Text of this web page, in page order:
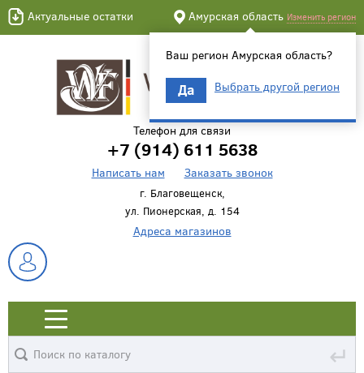
Актуальные остатки Амурская область Изменить регион
Ваш регион Амурская область?
Да Выбрать другой регион
Телефон для связи
+7 (914) 611 5638
Написать нам Заказать звонок
г. Благовещенск,
ул. Пионерская, д. 154
Адреса магазинов
↵